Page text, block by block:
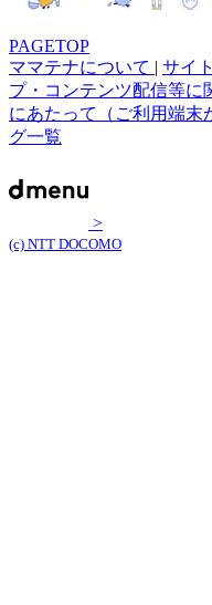
PAGETOP
ママテナについて | サイ
プ・コンテンツ配信等に
にあたって（ご利用端末
グ一覧
>
(c) NTT DOCOMO